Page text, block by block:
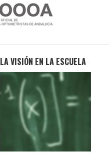
LA VISIÓN EN LA ESCUELA